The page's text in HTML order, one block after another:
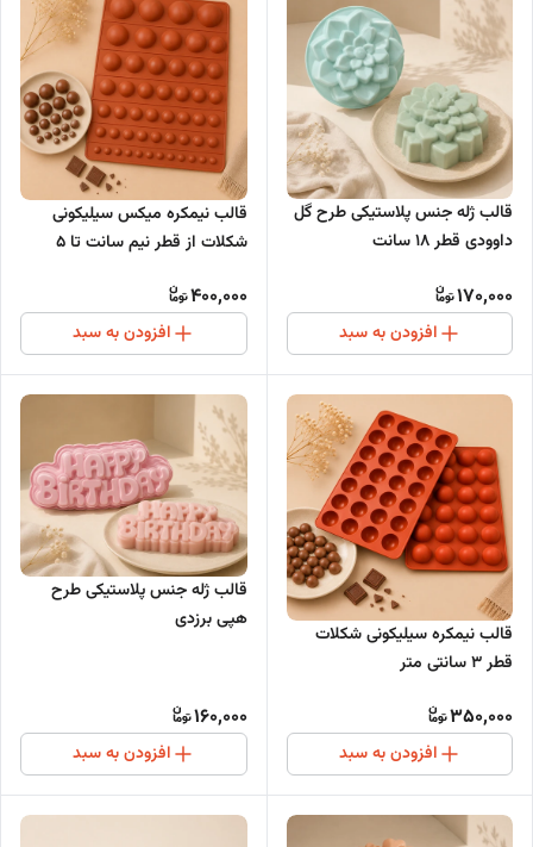
قالب ژله جنس پلاستیکی طرح گل
داوودی قطر 18 سانت
170,000
افزودن به سبد
قالب نیمکره میکس سیلیکونی
شکلات از قطر نیم سانت تا 5
400,000
افزودن به سبد
قالب نیمکره سیلیکونی شکلات
قطر 3 سانتی متر
350,000
افزودن به سبد
قالب ژله جنس پلاستیکی طرح
هپی برزدی
160,000
افزودن به سبد